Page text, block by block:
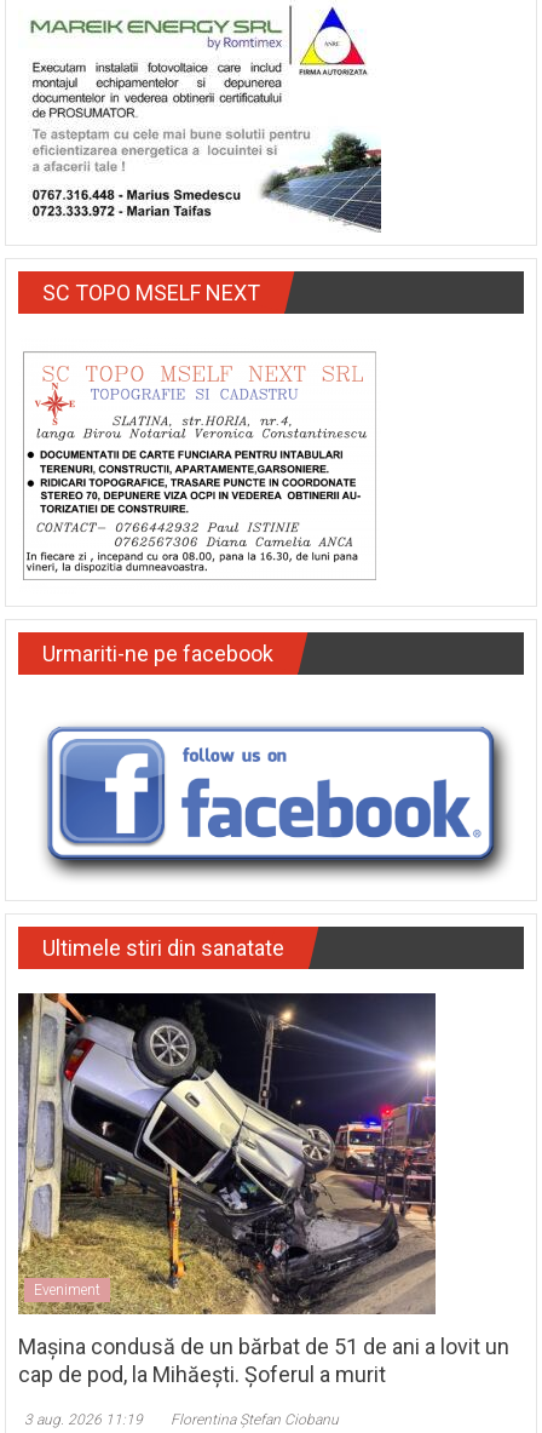
SC TOPO MSELF NEXT
Urmariti-ne pe facebook
Ultimele stiri din sanatate
Eveniment
Mașina condusă de un bărbat de 51 de ani a lovit un
cap de pod, la Mihăești. Șoferul a murit
3 aug. 2026 11:19 Florentina Ștefan Ciobanu